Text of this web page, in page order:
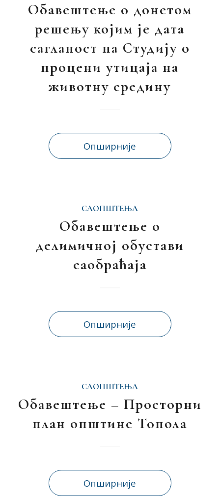
Обавештење о донетом
решењу којим је дата
сагланост на Студију о
процени утицаја на
животну средину
Опширније
САОПШТЕЊА
Обавештење о
делимичној обустави
саобраћаја
Опширније
САОПШТЕЊА
Обавештење – Просторни
план општине Топола
Опширније